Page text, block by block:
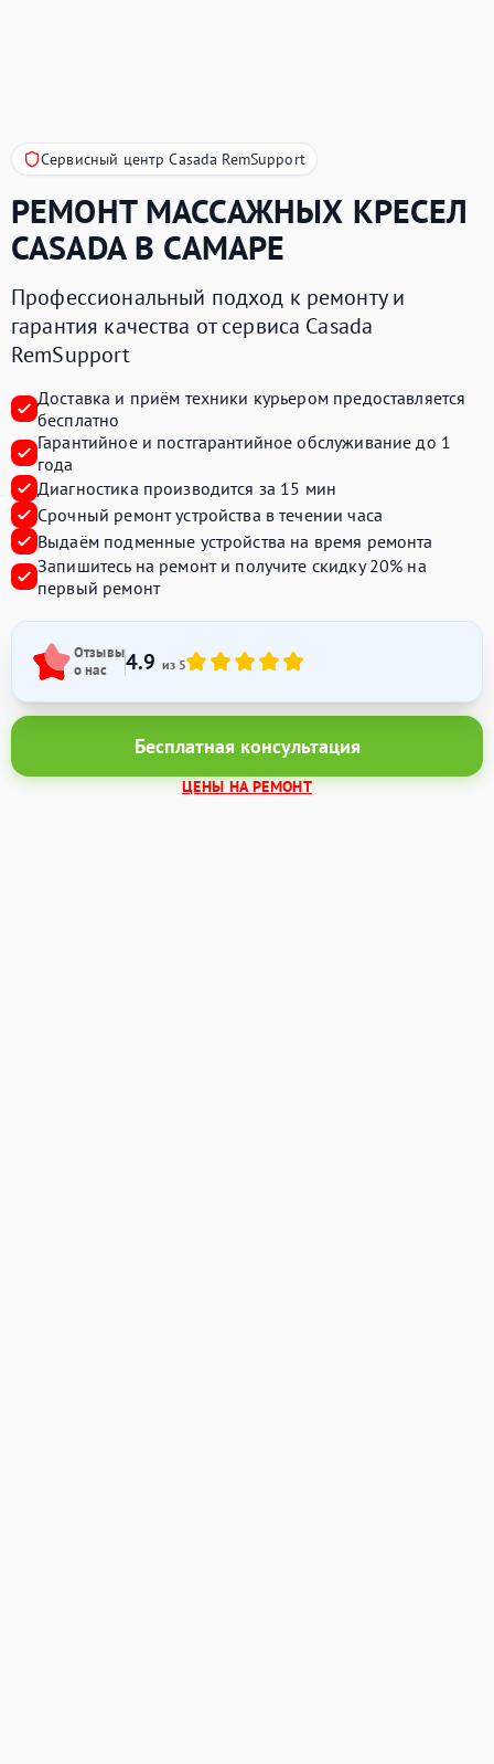
Сервисный центр Casada RemSupport
РЕМОНТ МАССАЖНЫХ КРЕСЕЛ
CASADAВ САМАРЕ
Профессиональный подход к ремонту и
гарантия качества от сервиса Casada
RemSupport
Доставка и приём техники курьером предоставляется
бесплатно
Гарантийное и постгарантийное обслуживание до 1
года
Диагностика производится за 15 мин
Срочный ремонт устройства в течении часа
Выдаём подменные устройства на время ремонта
Запишитесь на ремонт и получите скидку 20% на
первый ремонт
Отзывы
о нас
4.9 из 5
Бесплатная консультация
ЦЕНЫ НА РЕМОНТ